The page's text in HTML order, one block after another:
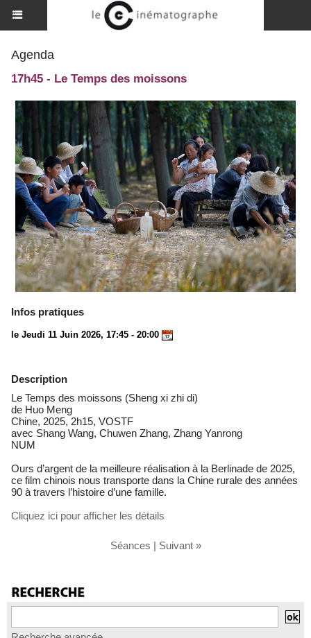
Agenda
17h45 - Le Temps des moissons
Infos pratiques
le Jeudi 11 Juin 2026, 17:45 - 20:00
Description
Le Temps des moissons (Sheng xi zhi di)
de Huo Meng
Chine, 2025, 2h15, VOSTF
avec Shang Wang, Chuwen Zhang, Zhang Yanrong
NUM
Ours d’argent de la meilleure réalisation à la Berlinade de 2025,
ce film chinois nous transporte dans la Chine rurale des années
90 à travers l’histoire d’une famille.
Cliquez ici pour afficher les détails
Séances | Suivant »